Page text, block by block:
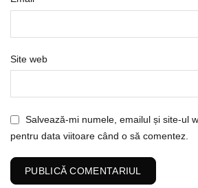
Site web
Salvează-mi numele, emailul și site-ul
pentru data viitoare când o să comentez.